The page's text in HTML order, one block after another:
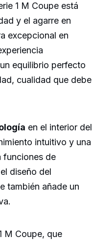
1 M Coupe está
y el agarre en
excepcional en
equilibrio perfecto
cualidad que debe
en el interior del
intuitivo y una
funciones de
diseño del
también añade un
M Coupe, que